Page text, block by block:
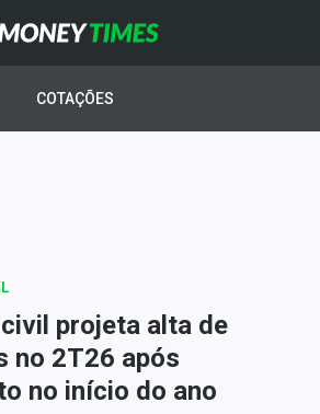
COTAÇÕES
projeta alta de
no 2T26 após
no início do ano